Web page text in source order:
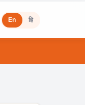
En हि